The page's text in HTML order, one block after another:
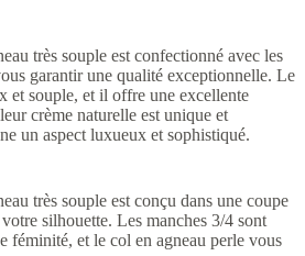
très souple est confectionné avec les
garantir une qualité exceptionnelle. Le
et souple, et il offre une excellente
crème naturelle est unique et
un aspect luxueux et sophistiqué.
très souple est conçu dans une coupe
silhouette. Les manches 3/4 sont
féminité, et le col en agneau perle vous